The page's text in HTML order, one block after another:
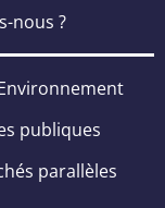
nous ?
publiques
parallèles